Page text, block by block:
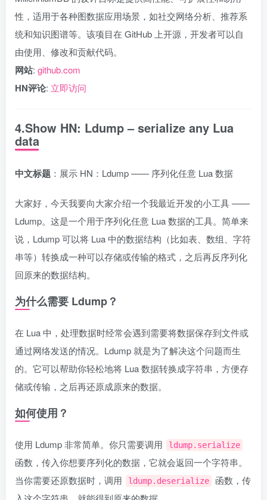
性，适用于各种图数据应用场景，如社交网络分析、推荐系
统和知识图谱等。该项目在 GitHub 上开源，开发者可以自
由使用、修改和贡献代码。
网站: github.com
HN评论: 立即访问
4.Show HN: Ldump – serialize any Lua
data
中文标题 ：展示 HN：Ldump —— 序列化任意 Lua 数据
大家好，今天我要向大家介绍一个我最近开发的小工具 ——
Ldump。这是一个用于序列化任意 Lua 数据的工具。简单来
说，Ldump 可以将 Lua 中的数据结构（比如表、数组、字符
串等）转换成一种可以存储或传输的格式，之后再反序列化
回原来的数据结构。
为什么需要 Ldump？
在 Lua 中，处理数据时经常会遇到需要将数据保存到文件或
通过网络发送的情况。Ldump 就是为了解决这个问题而生
的。它可以帮助你轻松地将 Lua 数据转换成字符串，方便存
储或传输，之后再还原成原来的数据。
如何使用？
使用 Ldump 非常简单。你只需要调用 ldump.serialize
函数，传入你想要序列化的数据，它就会返回一个字符串。
当你需要还原数据时，调用
ldump.deserialize
函数，传